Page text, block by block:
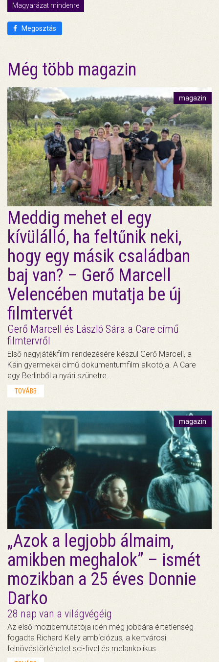
Magyarázat mindenre
Megosztás
Még több magazin
magazin
Meddig mehet el egy
kívülálló, ha feltűnik neki,
hogy egy másik családban
baj van? – Gerő Marcell
Velencében mutatja be új
filmtervét
Gerő Marcell és László Sára a Care című
filmtervről
Első nagyjátékfilm-rendezésére készül Gerő Marcell, a
Káin gyermekei című dokumentumfilm alkotója. A Care
egy Berlinből a nyári szünetre…
TOVÁBB
magazin
„Azok a legjobb álmaim,
amikben meghalok” – ismét
mozikban a 25 éves Donnie
Darko
28 nap van a világvégéig
Az első mozibemutatója idén még jobbára értetlenség
fogadta Richard Kelly ambíciózus, a kertvárosi
felnövéstörténetet sci-fivel és melankolikus…